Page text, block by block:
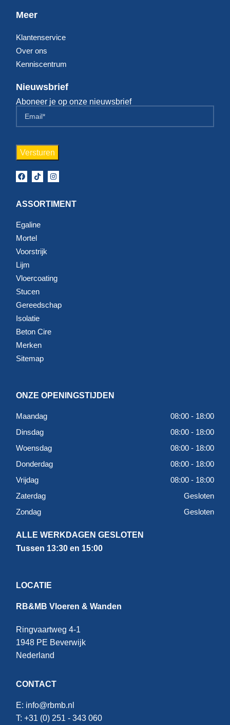
Meer
Klantenservice
Over ons
Kenniscentrum
Nieuwsbrief
Aboneer je op onze nieuwsbrief
ASSORTIMENT
Egaline
Mortel
Voorstrijk
Lijm
Vloercoating
Stucen
Gereedschap
Isolatie
Beton Cire
Merken
Sitemap
ONZE OPENINGSTIJDEN
Maandag
08:00 - 18:00
Dinsdag
08:00 - 18:00
Woensdag
08:00 - 18:00
Donderdag
08:00 - 18:00
Vrijdag
08:00 - 18:00
Zaterdag
Gesloten
Zondag
Gesloten
ALLE WERKDAGEN GESLOTEN
Tussen 13:30 en 15:00
LOCATIE
RB&MB Vloeren & Wanden
Ringvaartweg 4-1
1948 PE Beverwijk
Nederland
CONTACT
E: info@rbmb.nl
T: +31 (0) 251 - 343 060